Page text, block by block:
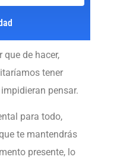
que de hacer,
tener
pensar.
para todo,
te mantendrás
presente, lo